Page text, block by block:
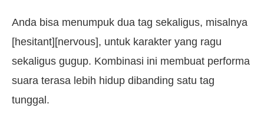
Anda bisa menumpuk dua tag sekaligus, misalnya
[hesitant][nervous], untuk karakter yang ragu
sekaligus gugup. Kombinasi ini membuat performa
suara terasa lebih hidup dibanding satu tag
tunggal.